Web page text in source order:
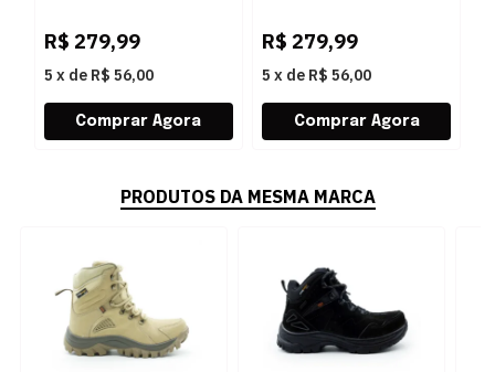
R$ 279,99
5 x de R$ 56,00
R$ 279,99
5 x de R$ 56,00
PRODUTOS DA MESMA MARCA